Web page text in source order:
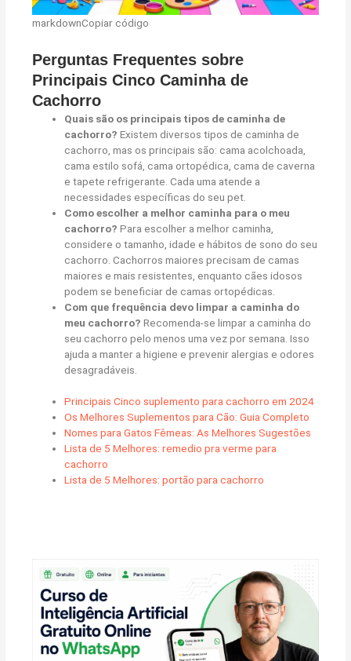
markdownCopiar código
Perguntas Frequentes sobre
Principais Cinco Caminha de
Cachorro
Quais são os principais tipos de caminha de
cachorro? Existem diversos tipos de caminha de
cachorro, mas os principais são: cama acolchoada,
cama estilo sofá, cama ortopédica, cama de caverna
e tapete refrigerante. Cada uma atende a
necessidades específicas do seu pet.
Como escolher a melhor caminha para o meu
cachorro? Para escolher a melhor caminha,
considere o tamanho, idade e hábitos de sono do seu
cachorro. Cachorros maiores precisam de camas
maiores e mais resistentes, enquanto cães idosos
podem se beneficiar de camas ortopédicas.
Com que frequência devo limpar a caminha do
meu cachorro? Recomenda-se limpar a caminha do
seu cachorro pelo menos uma vez por semana. Isso
ajuda a manter a higiene e prevenir alergias e odores
desagradáveis.
Principais Cinco suplemento para cachorro em 2024
Os Melhores Suplementos para Cão: Guia Completo
Nomes para Gatos Fêmeas: As Melhores Sugestões
Lista de 5 Melhores: remedio pra verme para
cachorro
Lista de 5 Melhores: portão para cachorro